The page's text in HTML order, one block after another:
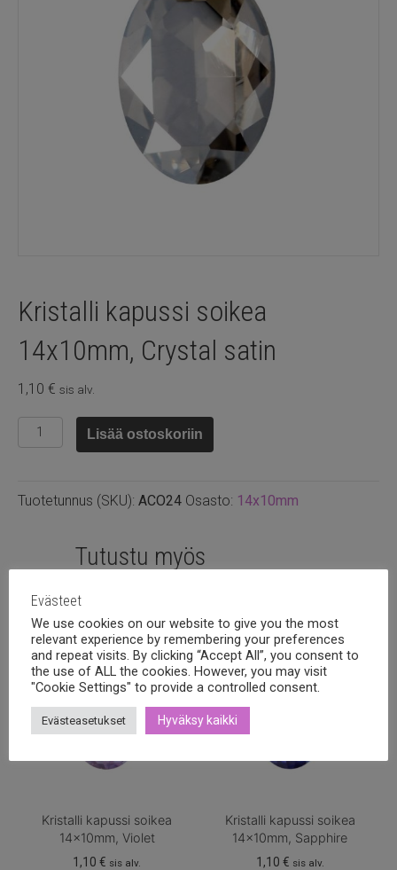
Kristalli kapussi soikea
14x10mm, Crystal satin
1,10 € sis alv.
Kristalli
kapussi
Crystal
Lisää ostoskoriin
Tuotetunnus (SKU): ACO24 Osasto: 14x10mm
Tutustu myös
Kristalli kapussi soikea
14x10mm, Violet
1,10€ sis alv.
Kristalli kapussi soikea
14x10mm, Sapphire
1,10 € sis alv.
Evästeet
We use cookies on our website to give you the most
relevant experience by remembering your preferences
and repeat visits. By clicking “Accept All”, you consent to
the use of ALL the cookies. However, you may visit
"Cookie Settings" to provide a controlled consent.
Evästeasetukset Hyväksy kaikki